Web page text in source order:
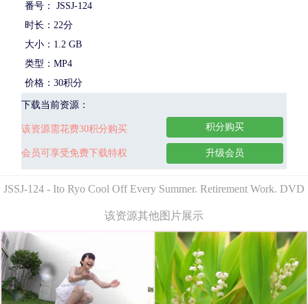
番号： JSSJ-124
时长：22分
大小：1.2 GB
类型：MP4
价格：30积分
下载当前资源：
该资源需花费30积分购买
会员可享受免费下载特权
积分购买
升级会员
JSSJ-124 - Ito Ryo Cool Off Every Summer. Retirement Work. DVD
该资源其他图片展示